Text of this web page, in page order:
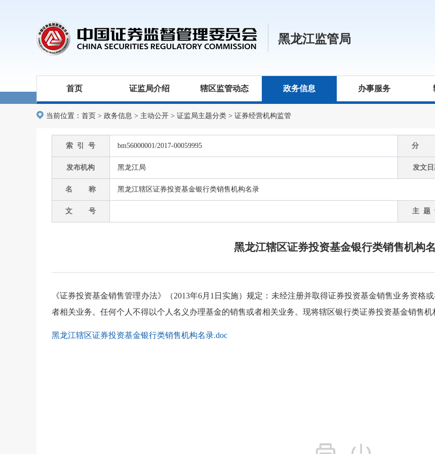
黑龙江监管局
首页 证监局介绍 辖区监管动态 政务信息 办事服务
当前位置： 首页 > 政务信息 > 主动公开 > 证监局主题分类 > 证券经营机构监管
索 引 号 bm56000001/2017-00059995 分
发布机构 黑龙江局 发文日
名 称 黑龙江辖区证券投资基金银行类销售机构名录
文 号 主 题
黑龙江辖区证券投资基金银行类销售机构
《证券投资基金销售管理办法》（2013年6月 1 日 实施）规定：未经注册并取得证券投资基金销售业务资格
者相关业务。任何个人不得以个人名义办理基金的销售或者相关业务。现将辖区银行类证券投资基金销售机
黑龙江辖区证券投资基金银行类销售机构名录.doc